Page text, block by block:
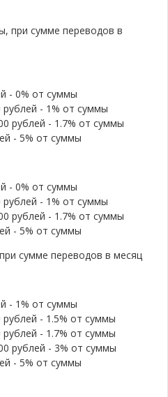
при сумме переводов в
- 0% от суммы
- 1% от суммы
рублей - 1.7% от суммы
- 5% от суммы
- 0% от суммы
- 1% от суммы
рублей - 1.7% от суммы
- 5% от суммы
сумме переводов в месяц
- 1% от суммы
- 1.5% от суммы
- 1.7% от суммы
рублей - 3% от суммы
- 5% от суммы